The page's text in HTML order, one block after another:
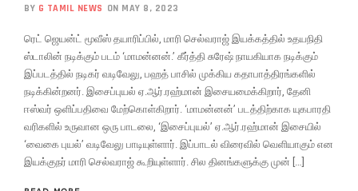
BY G TAMIL NEWS ON MAY 8, 2023
ரெட் ஜெயன்ட் மூவீஸ் தயாரிப்பில், மாரி செல்வராஜ் இயக்கத்தில் உதயநிதி
ஸ்டாலின் நடிக்கும் படம் ‘மாமன்னன்.’ கீர்த்தி சுரேஷ் நாயகியாக நடிக்கும்
இப்படத்தில் நடிகர் வடிவேலு, பஹத் பாசில் முக்கிய கதாபாத்திரங்களில்
நடிக்கின்றனர். இசைப்புயல் ஏ.ஆர்.ரஹ்மான் இசையமைக்கிறார், தேனி
ஈஸ்வர் ஒளிப்பதிவை மேற்கொள்கிறார். ‘மாமன்னன்’ படத்திற்காக யுகபாரதி
வரிகளில் உருவான ஒரு பாடலை, ‘இசைப்புயல்’ ஏ.ஆர்.ரஹ்மான் இசையில்
‘வைகை புயல்’ வடிவேலு பாடியுள்ளார். இப்பாடல் விரைவில் வெளியாகும் என
இயக்குநர் மாரி செல்வராஜ் கூறியுள்ளார். சில தினங்களுக்கு முன் […]